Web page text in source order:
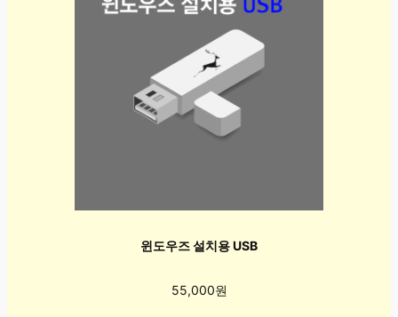
윈도우즈 설치용 USB
55,000원